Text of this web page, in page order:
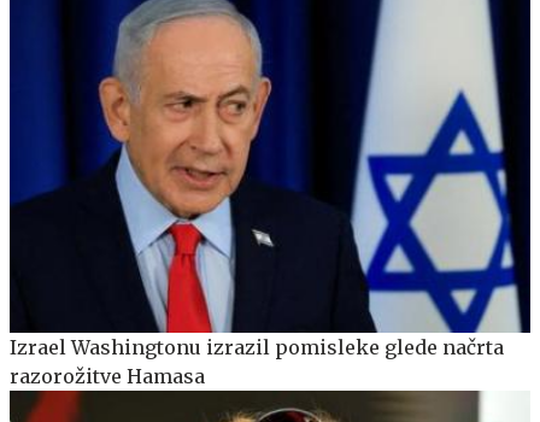
Izrael Washingtonu izrazil pomisleke glede načrta
razorožitve Hamasa